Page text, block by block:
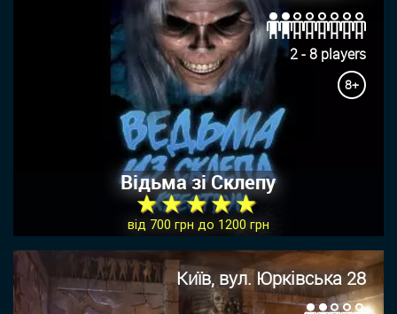
2 - 8 players
8+
Відьма зі Склепу
★ ★ ★ ★ ★
від 700 грн до 1200 грн
Київ, вул. Юрківська 28